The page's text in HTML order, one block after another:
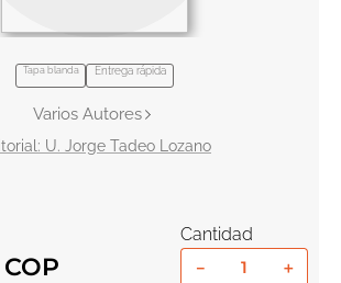
Tapa blanda Entrega rápida
Varios Autores
U. Jorge Tadeo Lozano
Cantidad
＋
－